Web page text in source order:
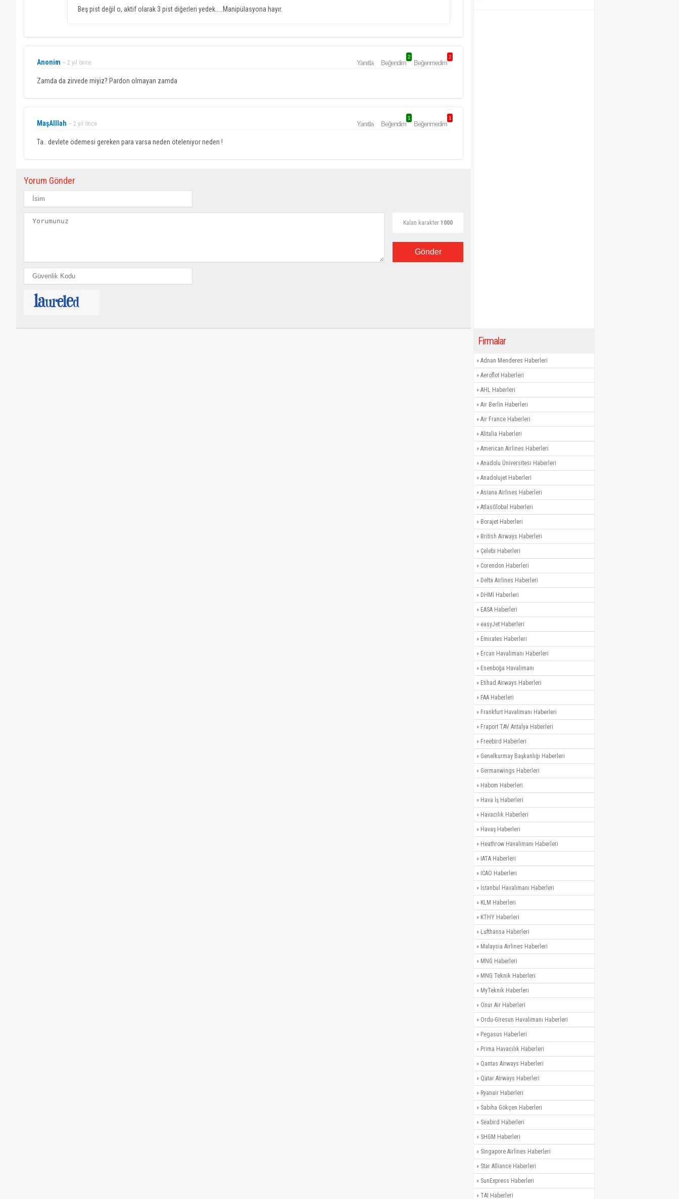
Beş pist değil o, aktif olarak 3 pist diğerleri yedek.....Manipülasyona hayır.
Anonim ~ 2 yıl önce Yanıtla Beğendim
2
Beğenmedim
2
Zamda da zirvede miyiz? Pardon olmayan zamda
MaşAlllah ~ 2 yıl önce Yanıtla Beğendim
1
Beğenmedim
1
Ta.. devlete ödemesi gereken para varsa neden öteleniyor neden !
Yorum Gönder
Kalan karakter 1000
Gönder
Firmalar
» Adnan Menderes Haberleri
» Aeroflot Haberleri
» AHL Haberleri
» Air Berlin Haberleri
» Air France Haberleri
» Alitalia Haberleri
» American Airlines Haberleri
» Anadolu Üniversitesi Haberleri
» Anadolujet Haberleri
» Asiana Airlines Haberleri
» AtlasGlobal Haberleri
» Borajet Haberleri
» British Airways Haberleri
» Çelebi Haberleri
» Corendon Haberleri
» Delta Airlines Haberleri
» DHMİ Haberleri
» EASA Haberleri
» easyJet Haberleri
» Emirates Haberleri
» Ercan Havalimanı Haberleri
» Esenboğa Havalimanı
» Etihad Airways Haberleri
» FAA Haberleri
» Frankfurt Havalimanı Haberleri
» Fraport TAV Antalya Haberleri
» Freebird Haberleri
» Genelkurmay Başkanlığı Haberleri
» Germanwings Haberleri
» Habom Haberleri
» Hava İş Haberleri
» Havacılık Haberleri
» Havaş Haberleri
» Heathrow Havalimanı Haberleri
» IATA Haberleri
» ICAO Haberleri
» İstanbul Havalimanı Haberleri
» KLM Haberleri
» KTHY Haberleri
» Lufthansa Haberleri
» Malaysia Airlines Haberleri
» MNG Haberleri
» MNG Teknik Haberleri
» MyTeknik Haberleri
» Onur Air Haberleri
» Ordu-Giresun Havalimanı Haberleri
» Pegasus Haberleri
» Prima Havacılık Haberleri
» Qantas Airways Haberleri
» Qatar Airways Haberleri
» Ryanair Haberleri
» Sabiha Gökçen Haberleri
» Seabird Haberleri
» SHGM Haberleri
» Singapore Airlines Haberleri
» Star Alliance Haberleri
» SunExpress Haberleri
» TAI Haberleri